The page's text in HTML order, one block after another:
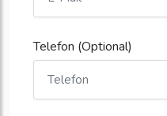
Telefon (Optional)